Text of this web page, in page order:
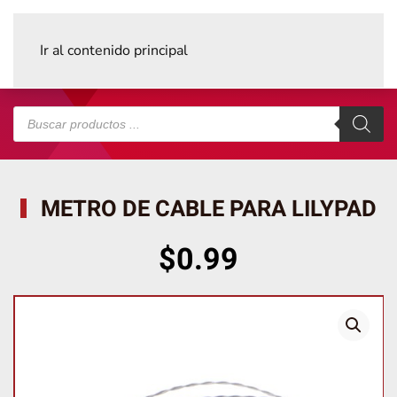
Ir al contenido principal
Búsqueda
de
productos
METRO DE CABLE PARA LILYPAD
$0.99